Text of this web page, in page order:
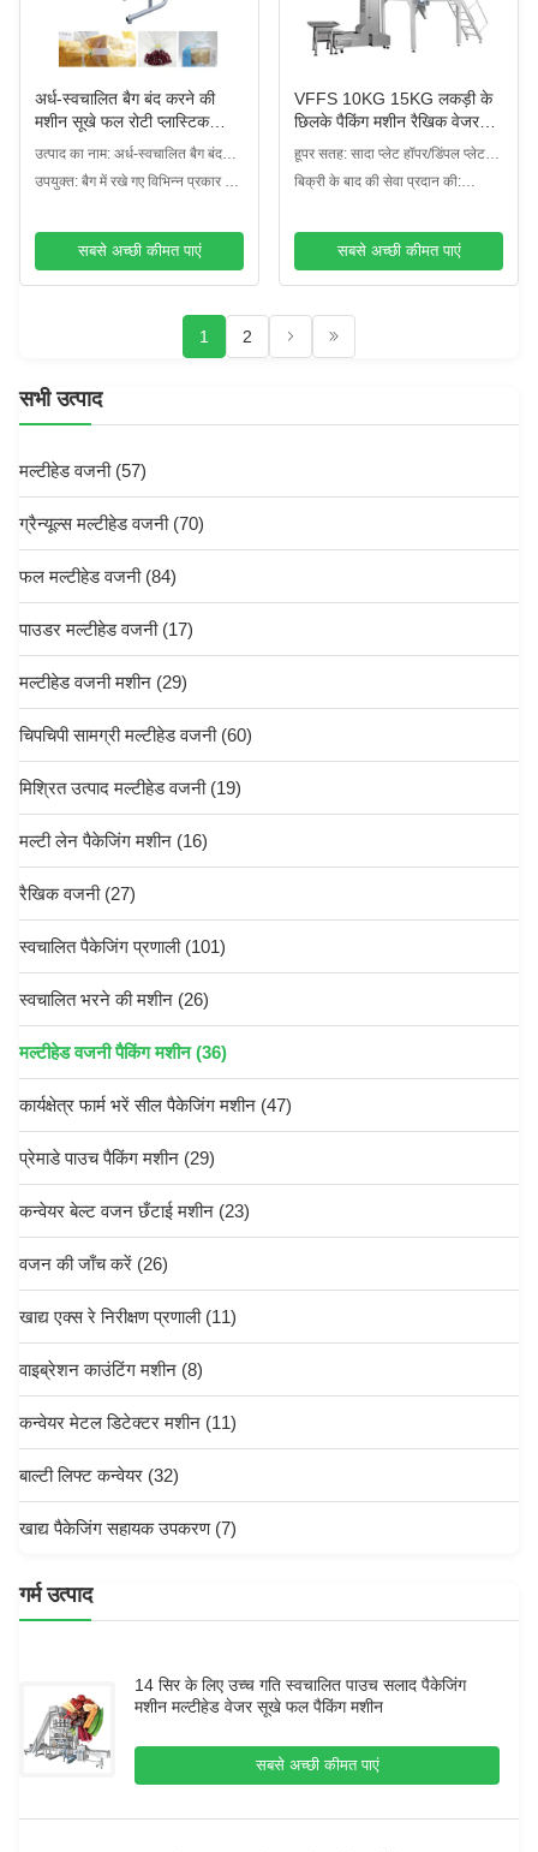
अर्ध-स्वचालित बैग बंद करने की
मशीन सूखे फल रोटी प्लास्टिक
पैकेजिंग बैग मशीन
उत्पाद का नाम: अर्ध-स्वचालित बैग बंद
करने की मशीन
उपयुक्त: बैग में रखे गए विभिन्न प्रकार के
सबसे अच्छी कीमत पाएं
VFFS 10KG 15KG लकड़ी के
छिलके पैकिंग मशीन रैखिक वेजर
बिल्ली कूड़े के थैले भरने पैकिंग
मशीनरी
हूपर सतह: सादा प्लेट हॉपर/डिंपल प्लेट
हॉपर
बिक्री के बाद की सेवा प्रदान की:
सबसे अच्छी कीमत पाएं
1 2
सभी उत्पाद
मल्टीहेड वजनी(57)
ग्रैन्यूल्स मल्टीहेड वजनी(70)
फल मल्टीहेड वजनी(84)
पाउडर मल्टीहेड वजनी(17)
मल्टीहेड वजनी मशीन (29)
चिपचिपी सामग्री मल्टीहेड वजनी(60)
मिश्रित उत्पाद मल्टीहेड वजनी(19)
मल्टी लेन पैकेजिंग मशीन (16)
रैखिक वजनी(27)
स्वचालित पैकेजिंग प्रणाली(101)
स्वचालित भरने की मशीन (26)
मल्टीहेड वजनी पैकिंग मशीन(36)
कार्यक्षेत्र फार्म भरें सील पैकेजिंग मशीन (47)
प्रेमाडे पाउच पैकिंग मशीन (29)
कन्वेयर बेल्ट वजन छँटाई मशीन (23)
वजन की जाँच करें (26)
खाद्य एक्स रे निरीक्षण प्रणाली(11)
वाइब्रेशन काउंटिंग मशीन (8)
कन्वेयर मेटल डिटेक्टर मशीन (11)
बाल्टी लिफ्ट कन्वेयर (32)
खाद्य पैकेजिंग सहायक उपकरण(7)
गर्म उत्पाद
14 सिर के लिए उच्च गति स्वचालित पाउच सलाद पैकेजिंग
मशीन मल्टीहेड वेजर सूखे फल पैकिंग मशीन
सबसे अच्छी कीमत पाएं